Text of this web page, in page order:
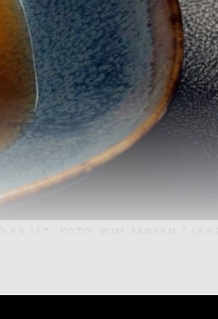
ES 147 -FOTO: WIM JANSEN / LENZ